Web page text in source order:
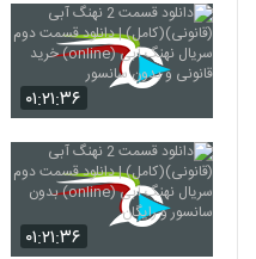
۰۱:۲۱:۳۶
۰۱:۲۱:۳۶